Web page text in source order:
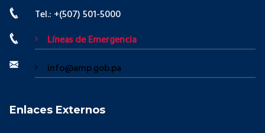
Tel.: +(507) 501-5000
Líneas de Emergencia
info@amp.gob.pa
Enlaces Externos